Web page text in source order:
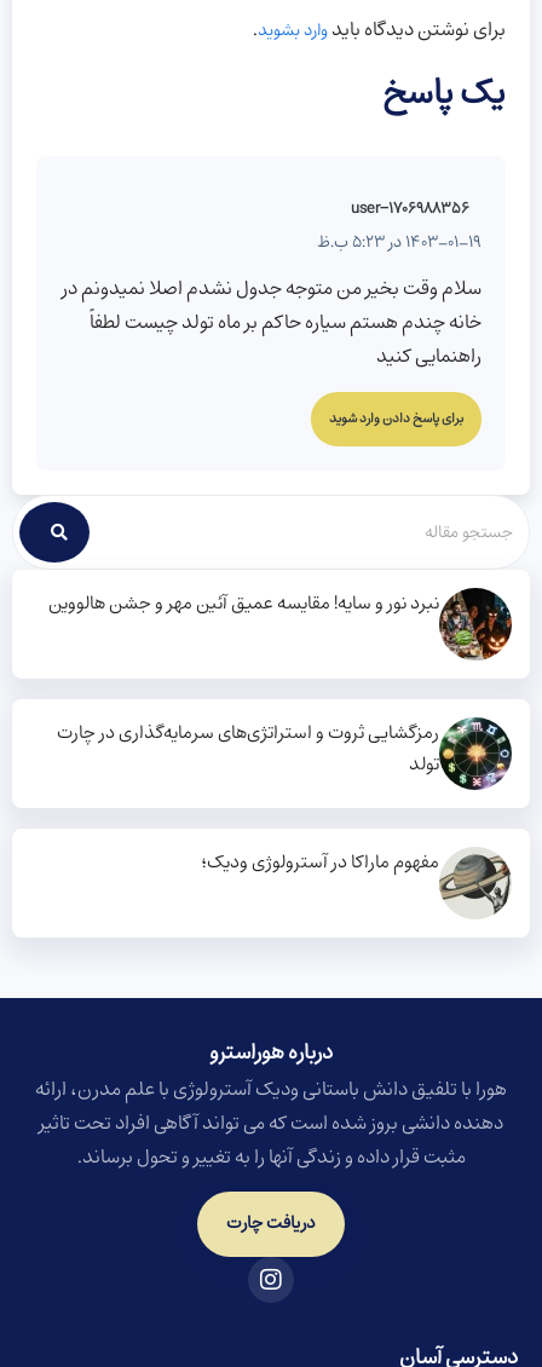
یک پاسخ
user-1706988356
1403-01-19 در 5:23 ب.ظ
سلام وقت بخیر من متوجه جدول نشدم اصلا نمیدونم در
خانه چندم هستم سیاره حاکم بر ماه تولد چیست لطفاً
راهنمایی کنید
برای پاسخ دادن وارد شوید
برای نوشتن دیدگاه بایدوارد بشوید.
نبرد نور و سایه! مقایسه عمیق آئین مهر و جشن هالووین
رمزگشایی ثروت و استراتژی‌های سرمایه‌گذاری در چارت
تولد
مفهوم ماراکا در آسترولوژی ودیک؛
درباره هوراسترو​
هورا با تلفیق دانش باستانی ودیک آسترولوژی با علم مدرن، ارائه
دهنده دانشی بروز شده است که می تواند آگاهی افراد تحت تاثیر
مثبت قرار داده و زندگی آنها را به تغییر و تحول برساند.
دریافت چارت
دسترسی آسان